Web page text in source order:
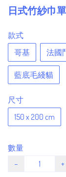
日式竹紗巾
款式
哥基
法國
藍底毛綫貓
尺寸
150 x 200 cm
數量
−
+